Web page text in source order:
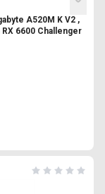
A520M K V2 ,
6600 Challenger